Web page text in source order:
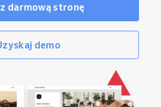
darmową stronę
demo